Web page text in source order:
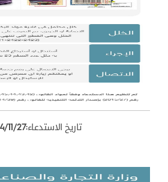
تاريخ الاستدعاء:2024/11/27